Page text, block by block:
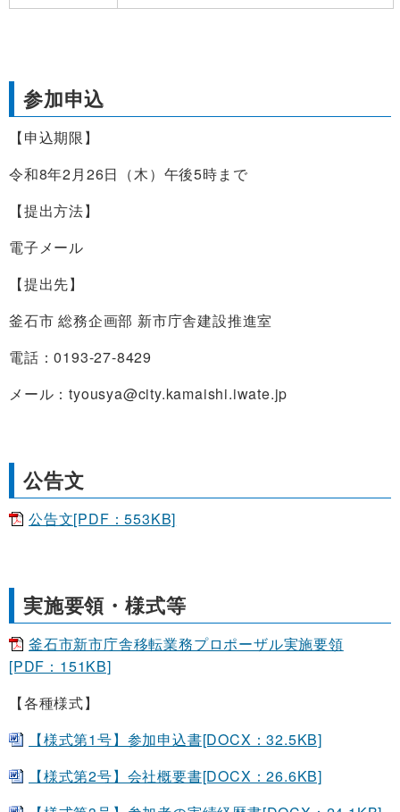
参加申込
【申込期限】
令和8年2月26日（木）午後5時まで
【提出方法】
電子メール
【提出先】
釜石市 総務企画部 新市庁舎建設推進室
電話：0193-27-8429
メール：tyousya@city.kamaishi.iwate.jp
公告文
公告文[PDF：553KB]
実施要領・様式等
釜石市新市庁舎移転業務プロポーザル実施要領
[PDF：151KB]
【各種様式】
【様式第1号】参加申込書[DOCX：32.5KB]
【様式第2号】会社概要書[DOCX：26.6KB]